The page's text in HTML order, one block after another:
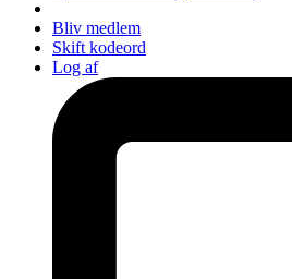
Bliv medlem
Skift kodeord
Log af